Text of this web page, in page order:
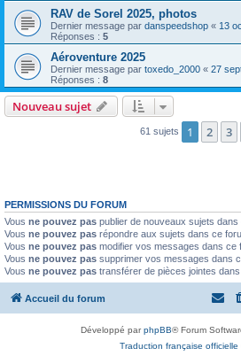
RAV de Sorel 2025, photos
Dernier message par danspeedshop « 13
Réponses : 5
Aéroventure 2025
Dernier message par toxedo_2000 « 27
Réponses : 8
Nouveau sujet
61 sujets 1 2 3
PERMISSIONS DU FORUM
Vous ne pouvez pas publier de nouveaux sujets dans
Vous ne pouvez pas répondre aux sujets dans ce
Vous ne pouvez pas modifier vos messages dans ce
Vous ne pouvez pas supprimer vos messages dans
Vous ne pouvez pas transférer de pièces jointes
Accueil du forum
Développé parphpBB® Forum
Traduction française officielle